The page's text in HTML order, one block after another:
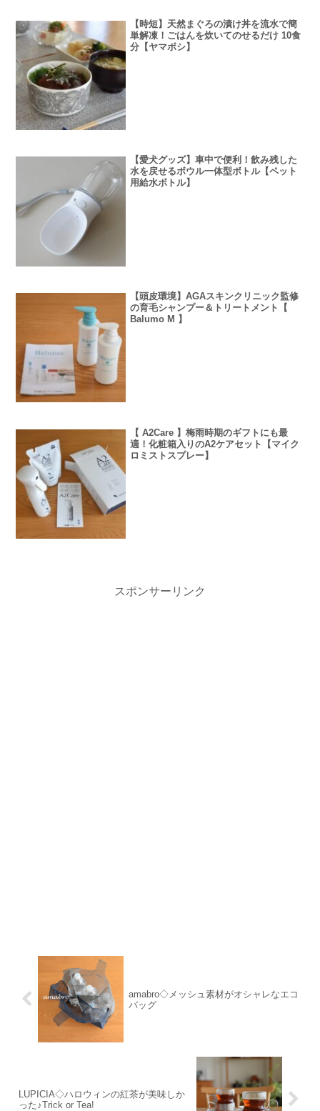
【時短】天然まぐろの漬け丼を流水で簡
単解凍！ごはんを炊いてのせるだけ 10食
分【ヤマボシ】
【愛犬グッズ】車中で便利！飲み残した
水を戻せるボウル一体型ボトル【ペット
用給水ボトル】
【頭皮環境】AGAスキンクリニック監修
の育毛シャンプー＆トリートメント【
Balumo M 】
【 A2Care 】梅雨時期のギフトにも最
適！化粧箱入りのA2ケアセット【マイク
ロミストスプレー】
スポンサーリンク
amabro◇メッシュ素材がオシャレなエコ
バッグ
LUPICIA◇ハロウィンの紅茶が美味しか
った♪Trick or Tea!